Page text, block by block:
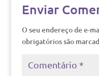
Enviar
O seu endereço de e-
obrigatórios são